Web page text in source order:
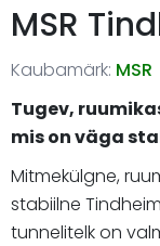
MSR
Kaubamärk: MSR
Tugev,
mis on väga
Mitmekülgne,
stabiilne
tunnelitelk on